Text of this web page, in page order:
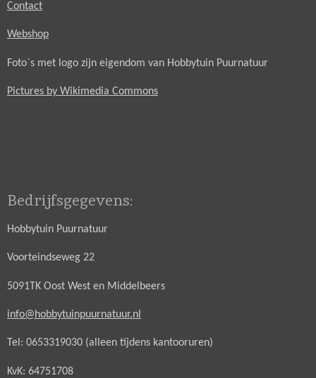
Contact
Webshop
Foto`s met logo zijn eigendom van Hobbytuin Puurnatuur
Pictures by Wikimedia Commons
Bedrijfsgegevens:
Hobbytuin Puurnatuur
Voorteindseweg 22
5091TK Oost West en Middelbeers
info@hobbytuinpuurnatuur.nl
Tel: 0653319030 (alleen tijdens kantooruren)
KvK: 64751708